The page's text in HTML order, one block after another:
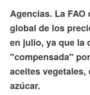
Agencias. La
global de los
en julio, ya que la
"compensada"
aceites
azúcar.